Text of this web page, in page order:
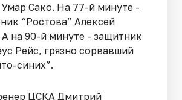
Умар Сако. На 77-й минуте -
“Ростова” Алексей
на 90-й минуте - защитник
Рейс, грязно сорвавший
синих”.
ЦСКА Дмитрий